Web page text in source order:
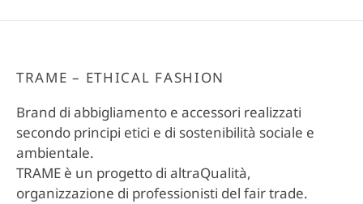
TRAME – ETHICAL FASHION
Brand di abbigliamento e accessori realizzati
secondo principi etici e di sostenibilità sociale e
ambientale.
TRAME è un progetto di altraQualità,
organizzazione di professionisti del fair trade.